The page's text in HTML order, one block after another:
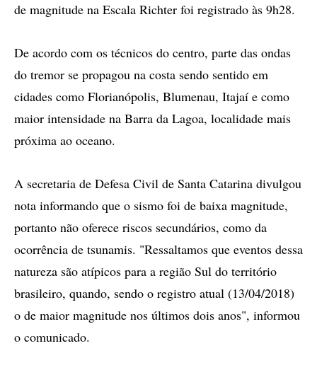
de magnitude na Escala Richter foi registrado às 9h28.
De acordo com os técnicos do centro, parte das ondas
do tremor se propagou na costa sendo sentido em
cidades como Florianópolis, Blumenau, Itajaí e como
maior intensidade na Barra da Lagoa, localidade mais
próxima ao oceano.
A secretaria de Defesa Civil de Santa Catarina divulgou
nota informando que o sismo foi de baixa magnitude,
portanto não oferece riscos secundários, como da
ocorrência de tsunamis. "Ressaltamos que eventos dessa
natureza são atípicos para a região Sul do território
brasileiro, quando, sendo o registro atual (13/04/2018)
o de maior magnitude nos últimos dois anos", informou
o comunicado.